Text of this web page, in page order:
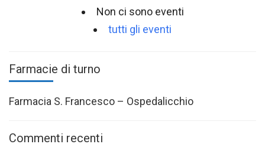
Non ci sono eventi
tutti gli eventi
Farmacie di turno
Farmacia S. Francesco – Ospedalicchio
Commenti recenti